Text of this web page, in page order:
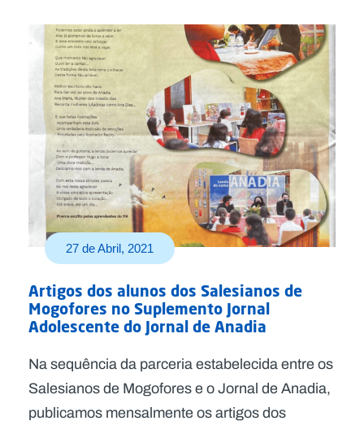
27 de Abril, 2021
Artigos dos alunos dos Salesianos de
Mogofores no Suplemento Jornal
Adolescente do Jornal de Anadia
Na sequência da parceria estabelecida entre os
Salesianos de Mogofores e o Jornal de Anadia,
publicamos mensalmente os artigos dos